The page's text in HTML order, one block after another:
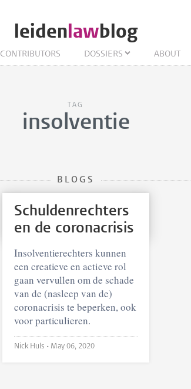
leidenlawblog
CONTRIBUTORS DOSSIERS ABOUT
TAG
insolventie
BLOGS
Schuldenrechters
en de coronacrisis
Insolventierechters kunnen
een creatieve en actieve rol
gaan vervullen om de schade
van de (nasleep van de)
coronacrisis te beperken, ook
voor particulieren.
Nick Huls • May 06, 2020